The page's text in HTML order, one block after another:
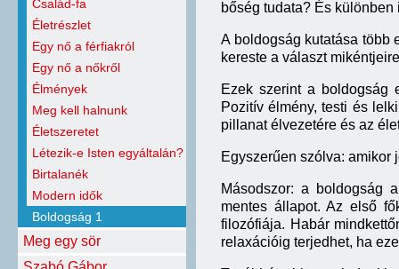
Család-fa
Életrészlet
Egy nő a férfiakról
Egy nő a nőkről
Élmények
Meg kell halnunk
Életszeretet
Létezik-e Isten egyáltalán?
Birtalanék
Modern idők
Boldogság 1
Meg egy sör
bőség tudata? És
A boldogság kutatása több
kereste a választ
Ezek szerint a boldogság
Pozitív élmény, testi és
pillanat élvezetére és az
Egyszerűen szólva: amikor
Másodszor: a boldogság
mentes állapot. Az első
filozófiája. Habár
relaxációig terjedhet, ha